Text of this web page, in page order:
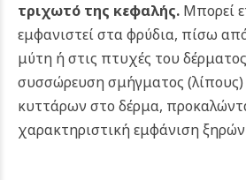
τριχωτό της κεφαλής. Μπορεί
εμφανιστεί στα φρύδια, πίσω
μύτη ή στις πτυχές του
συσσώρευση σμήγματος (λίπους)
κυττάρων στο δέρμα,
χαρακτηριστική εμφάνιση